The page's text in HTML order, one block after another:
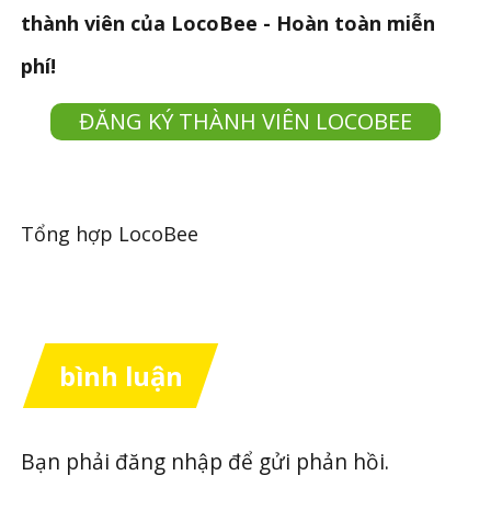
thành viên của LocoBee - Hoàn toàn miễn
phí!
ĐĂNG KÝ THÀNH VIÊN LOCOBEE
Tổng hợp LocoBee
bình luận
Bạn phải đăng nhập để gửi phản hồi.